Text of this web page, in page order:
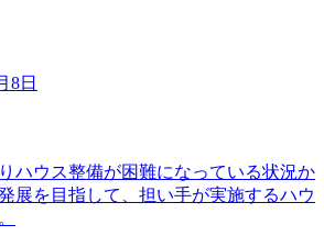
8日
ハウス整備が困難になっている状況か
展を目指して、担い手が実施するハウ